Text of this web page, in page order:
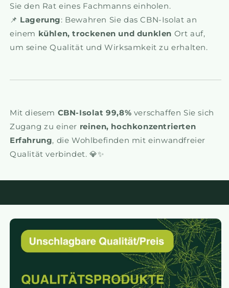
Sie den Rat eines Fachmanns einholen.
📌 Lagerung: Bewahren Sie das CBN-Isolat an
einem kühlen, trockenen und dunklen Ort auf,
um seine Qualität und Wirksamkeit zu erhalten.
Mit diesem CBN-Isolat 99,8% verschaffen Sie sich
Zugang zu einer reinen, hochkonzentrierten
Erfahrung, die Wohlbefinden mit einwandfreier
Qualität verbindet. 💎✨